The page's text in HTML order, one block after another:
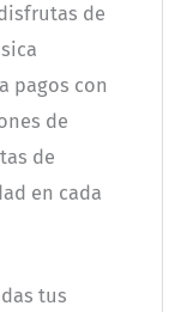
de
pagos con
de
de
en cada
tus